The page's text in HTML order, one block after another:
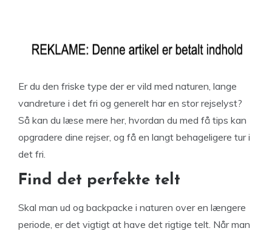
Er du den friske type der er vild med naturen, lange
vandreture i det fri og generelt har en stor rejselyst?
Så kan du læse mere her, hvordan du med få tips kan
opgradere dine rejser, og få en langt behageligere tur i
det fri.
Find det perfekte telt
Skal man ud og backpacke i naturen over en længere
periode, er det vigtigt at have det rigtige telt. Når man